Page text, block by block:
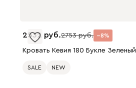
2532 2753 8
Кровать Кевия 180 Букле Зеленый
SALE NEW